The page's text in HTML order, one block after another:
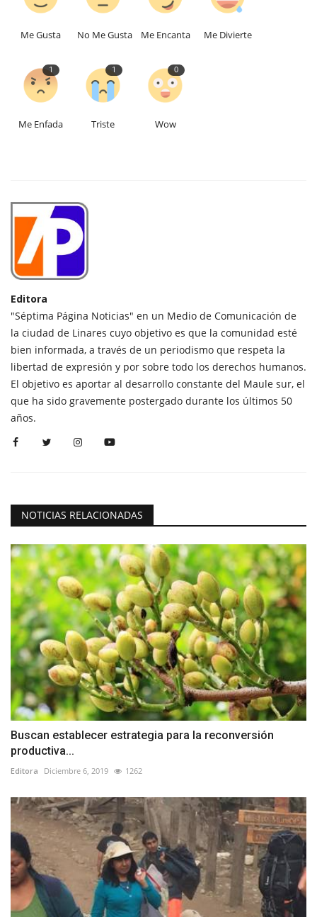
Me Gusta No Me Gusta Me Encanta Me Divierte
1
Me Enfada
1
Triste
0
Wow
Editora
"Séptima Página Noticias" en un Medio de Comunicación de
la ciudad de Linares cuyo objetivo es que la comunidad esté
bien informada, a través de un periodismo que respeta la
libertad de expresión y por sobre todo los derechos humanos.
El objetivo es aportar al desarrollo constante del Maule sur, el
que ha sido gravemente postergado durante los últimos 50
años.
NOTICIAS RELACIONADAS
Buscan establecer estrategia para la reconversión
productiva...
Editora Diciembre 6, 2019 1262